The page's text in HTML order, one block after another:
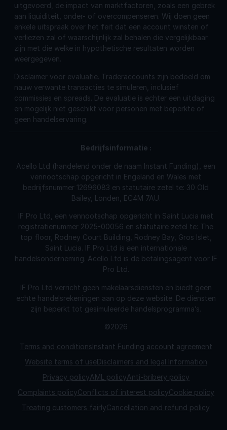
uitgevoerd, de impact van marktfactoren, zoals een gebrek
aan liquiditeit, onder- of overcompenseren. Wij doen geen
enkele uitspraak over het feit dat een account winsten of
verliezen zal of waarschijnlijk zal behalen die vergelijkbaar
zijn met die welke in hypothetische resultaten worden
weergegeven.
Disclaimer voor evaluatie. Traderaccounts zijn bedoeld om
nauw verwante transacties te simuleren, inclusief
commissies en spreads. De evaluatie is echter een uitdaging
en mogelijk niet geschikt voor personen met beperkte of
geen handelservaring.
Terms and conditionsInstant Funding account agreement
Website terms of useDisclaimers and legal Information
Privacy policyAML policyAnti-bribery policy
Complaints policyConflicts of interest policyCookie policy
Treating customers fairlyCancellation and refund policy
Bedrijfsinformatie :
Acello Ltd (handelend onder de naam Instant Funding), een
vennootschap opgericht in Engeland en Wales met
bedrijfsnummer 12696083 en statutaire zetel te: 30 Old
Bailey, Londen, EC4M 7AU.
IF Pro Ltd, een vennootschap opgericht in Saint Lucia met
registratienummer 2025-00056 en statutaire zetel te: The
top floor, Rodney Court Building, Rodney Bay, Gros Islet,
Saint Lucia. IF Pro Ltd is een internationale
handelsonderneming. Acello Ltd is de betalingsagent voor IF
Pro Ltd.
IF Pro Ltd verricht geen makelaarsdiensten en biedt geen
echte handelsrekeningen aan op deze website. De diensten
zijn beperkt tot gesimuleerde handelsprogramma’s.
©2026